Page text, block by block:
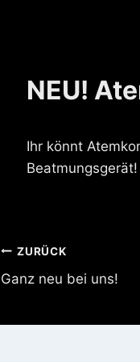
NEU!
Ihr könnt
Beatmungsgerät!
ZURÜCK
Ganz neu bei uns!